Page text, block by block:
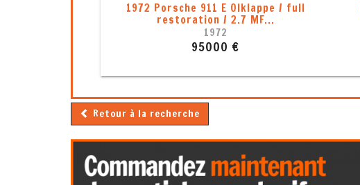
Porsche 911 - 993 Targa, Mod. 1996, 2ème
Main
1996
107000 €
Retour à la recherche